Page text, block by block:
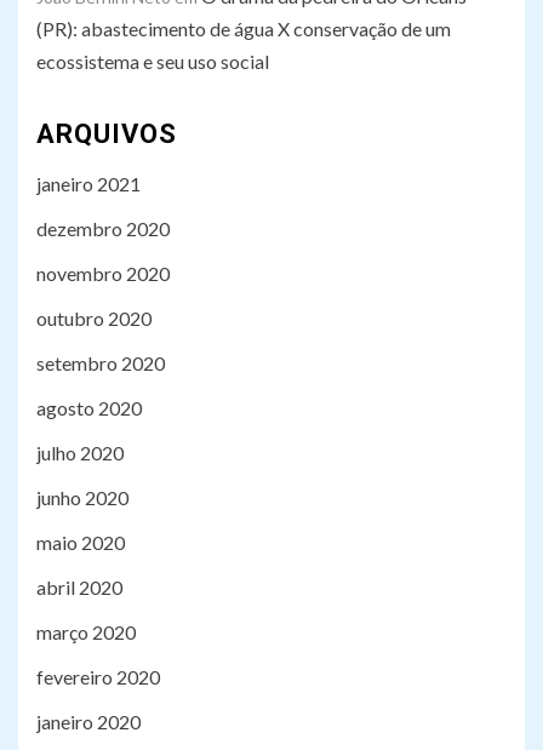
(PR): abastecimento de água X conservação de um
ecossistema e seu uso social
ARQUIVOS
janeiro 2021
dezembro 2020
novembro 2020
outubro 2020
setembro 2020
agosto 2020
julho 2020
junho 2020
maio 2020
abril 2020
março 2020
fevereiro 2020
janeiro 2020